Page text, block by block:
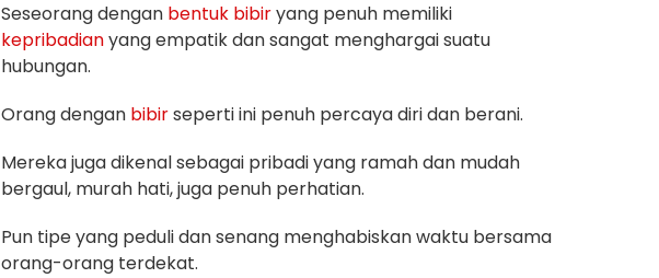
Seseorang dengan bentuk bibiryang penuh memiliki
kepribadianyang empatik dan sangat menghargai suatu
hubungan.
Orang dengan bibirseperti ini penuh percaya diri dan berani.
Mereka juga dikenal sebagai pribadi yang ramah dan mudah
bergaul, murah hati, juga penuh perhatian.
Pun tipe yang peduli dan senang menghabiskan waktu bersama
orang-orang terdekat.